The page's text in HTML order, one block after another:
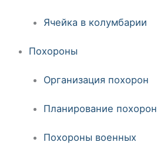
Ячейка в колумбарии
Похороны
Организация похорон
Планирование похорон
Похороны военных